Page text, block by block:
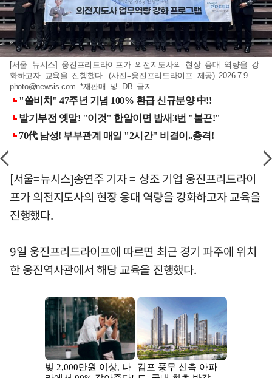
[서울=뉴시스] 웅진프리드라이프가 의전지도사의 현장 응대 역량을 강
화하고자 교육을 진행했다. (사진=웅진프리드라이프 제공) 2026.7.9.
photo@newsis.com *재판매 및 DB 금지
[서울=뉴시스]송연주 기자 = 상조 기업 웅진프리드라이
프가 의전지도사의 현장 응대 역량을 강화하고자 교육을
진행했다.
9일 웅진프리드라이프에 따르면 최근 경기 파주에 위치
한 웅진역사관에서 해당 교육을 진행했다.